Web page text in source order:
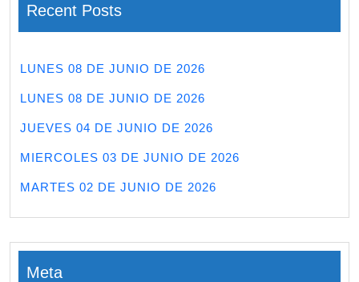
Recent Posts
LUNES 08 DE JUNIO DE 2026
LUNES 08 DE JUNIO DE 2026
JUEVES 04 DE JUNIO DE 2026
MIERCOLES 03 DE JUNIO DE 2026
MARTES 02 DE JUNIO DE 2026
Meta